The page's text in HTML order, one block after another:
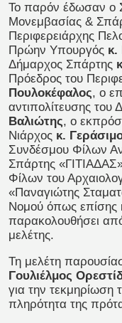
Το παρόν έδωσαν ο
Μονεμβασίας &
Περιφερειάρχης
Πρώην Υπουργός κ.
Δήμαρχος Σπάρτης
Πρόεδρος του
Πουλοκέφαλος, ο
αντιπολίτευσης του
Βαλιώτης, ο
Νιάρχος κ.
Συνδέσμου Φίλων
Σπάρτης
Φίλων του
«Παναγιώτης
Νομού όπως επίσης
παρακολουθήσει
μελέτης.
Τη μελέτη
Γουλιέλμος
για την τεκμηρίωση
πληρότητα της